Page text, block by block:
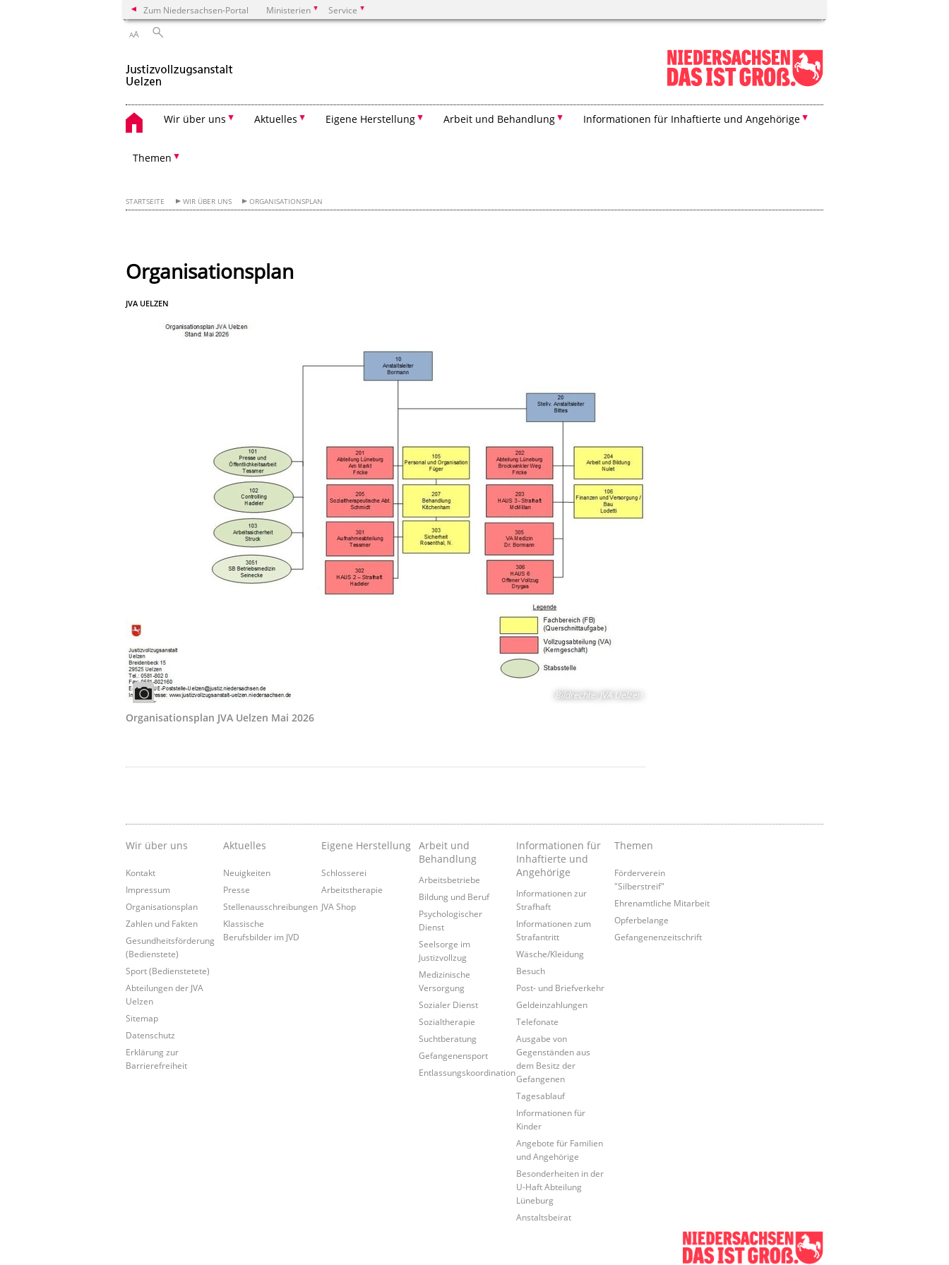
Zum Niedersachsen-Portal Ministerien Service
AA
Wir über uns Aktuelles Eigene Herstellung Arbeit und Behandlung Informationen für Inhaftierte und Angehörige
Themen
STARTSEITE WIR ÜBER UNS ORGANISATIONSPLAN
Organisationsplan
JVA UELZEN
Bildrechte JVA Uelzen
Organisationsplan JVA Uelzen Mai 2026
Wir über uns
Kontakt
Impressum
Organisationsplan
Zahlen und Fakten
Gesundheitsförderung
(Bedienstete)
Sport (Bedienstetete)
Abteilungen der JVA
Uelzen
Sitemap
Datenschutz
Erklärung zur
Barrierefreiheit
Aktuelles
Neuigkeiten
Presse
Stellenausschreibungen
Klassische
Berufsbilder im JVD
Eigene Herstellung
Schlosserei
Arbeitstherapie
JVA Shop
Arbeit und
Behandlung
Arbeitsbetriebe
Bildung und Beruf
Psychologischer
Dienst
Seelsorge im
Justizvollzug
Medizinische
Versorgung
Sozialer Dienst
Sozialtherapie
Suchtberatung
Gefangenensport
Entlassungskoordination
Informationen für
Inhaftierte und
Angehörige
Informationen zur
Strafhaft
Informationen zum
Strafantritt
Wäsche/Kleidung
Besuch
Post- und Briefverkehr
Geldeinzahlungen
Telefonate
Ausgabe von
Gegenständen aus
dem Besitz der
Gefangenen
Tagesablauf
Informationen für
Kinder
Angebote für Familien
und Angehörige
Besonderheiten in der
U-Haft Abteilung
Lüneburg
Anstaltsbeirat
Themen
Förderverein
"Silberstreif"
Ehrenamtliche Mitarbeit
Opferbelange
Gefangenenzeitschrift